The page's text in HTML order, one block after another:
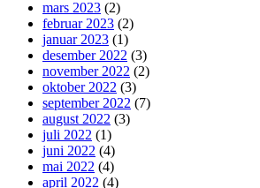
mars 2023 (2)
februar 2023 (2)
januar 2023 (1)
desember 2022 (3)
november 2022 (2)
oktober 2022 (3)
september 2022 (7)
august 2022 (3)
juli 2022 (1)
juni 2022 (4)
mai 2022 (4)
april 2022 (4)